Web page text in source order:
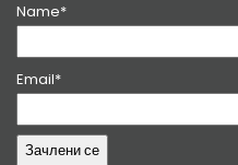
Name*
Email*